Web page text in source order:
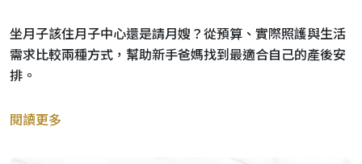
坐月子該住月子中心還是請月嫂？從預算、實際照護與生活
需求比較兩種方式，幫助新手爸媽找到最適合自己的產後安
排。
閱讀更多